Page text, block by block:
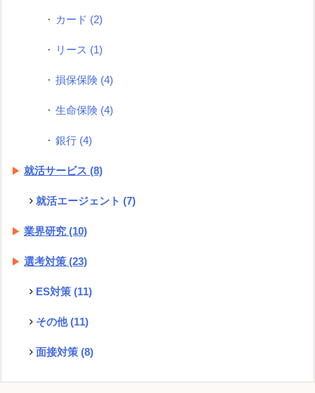
カード (2)
リース (1)
損保保険 (4)
生命保険 (4)
銀行 (4)
就活サービス (8)
就活エージェント (7)
業界研究 (10)
選考対策 (23)
ES対策 (11)
その他(11)
面接対策 (8)